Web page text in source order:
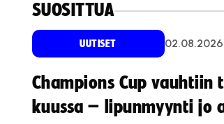
SUOSITTUA
UUTISET 02.08.2026
Champions Cup vauhtiin
kuussa – lipunmyynti jo